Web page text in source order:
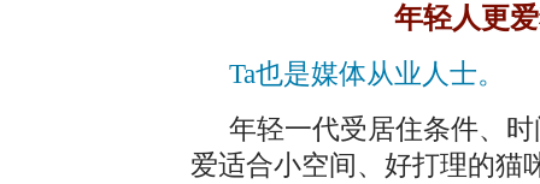
年轻人更
Ta也是媒体从业人士。
年轻一代受居住条件、
爱适合小空间、好打理的猫